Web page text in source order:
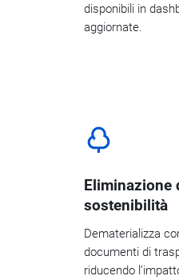
disponibili in
aggiornate.
Eliminazione
sostenibilità
Dematerializza
documenti di
riducendo